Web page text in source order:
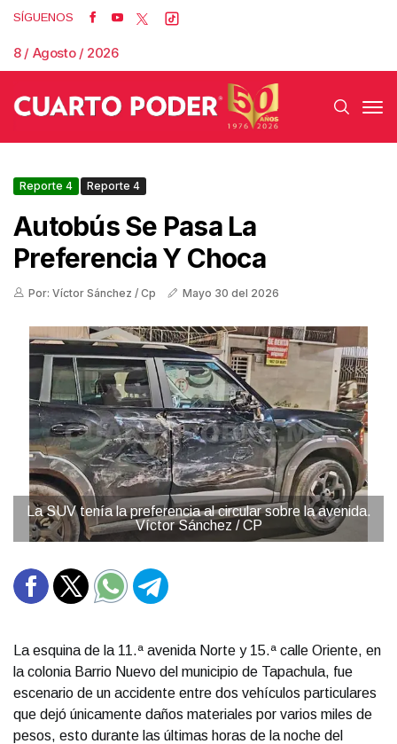
SÍGUENOS
8 / Agosto / 2026
Reporte 4 Reporte 4
Autobús Se Pasa La
Preferencia Y Choca
Por: Víctor Sánchez / Cp Mayo 30 del 2026
La SUV tenía la preferencia al circular sobre la avenida.
Víctor Sánchez / CP
La esquina de la 11.ª avenida Norte y 15.ª calle Oriente, en
la colonia Barrio Nuevo del municipio de Tapachula, fue
escenario de un accidente entre dos vehículos particulares
que dejó únicamente daños materiales por varios miles de
pesos, esto durante las últimas horas de la noche del